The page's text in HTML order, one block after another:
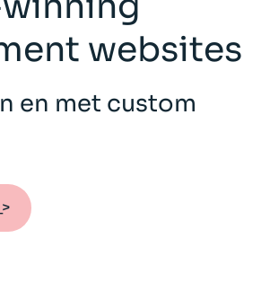
websites
en met custom